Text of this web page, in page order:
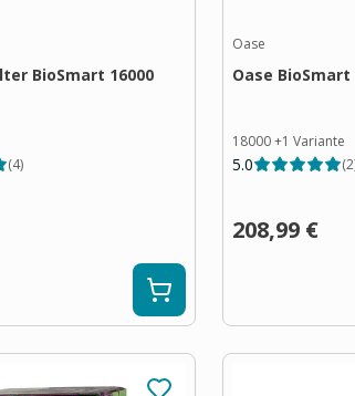
BioSmart 16000
(4)
Oase
Oase
18000+1 Variante
5.0 (2
208,99 €